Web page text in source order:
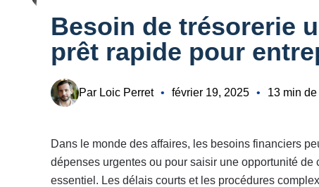
Besoin de trésorerie
prêt rapide pour
Par Loic Perret • février 19, 2025 • 13 min
Dans le monde des affaires, les besoins financiers
dépenses urgentes ou pour saisir une opportunité de
essentiel. Les délais courts et les procédures